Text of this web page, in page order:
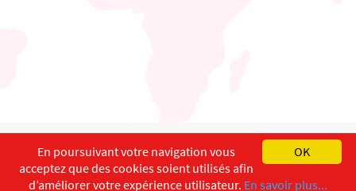
English Français
Copyright ©ISEC-AdW Impressum
OK
En poursuivant votre navigation vous
acceptez que des cookies soient utilisés afin
d’améliorer votre expérience utilisateur. En savoir plus...